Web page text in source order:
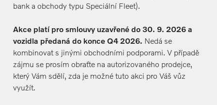
bank a obchody typu Speciální Fleet).
Akce platí pro smlouvy uzavřené do 30. 9. 2026 a
vozidla předaná do konce Q4 2026. Nedá se
kombinovat s jinými obchodními podporami. V případě
zájmu se prosím obraťte na autorizovaného prodejce,
který Vám sdělí, zda je možné tuto akci pro Váš vůz
využít.